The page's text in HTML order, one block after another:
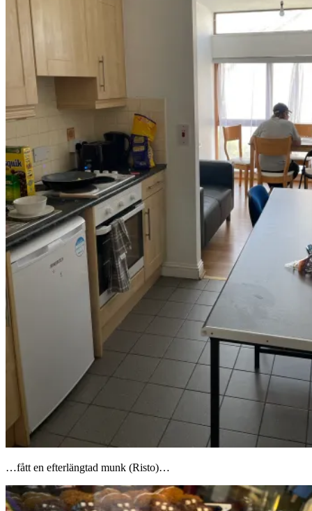
…fått en efterlängtad munk (Risto)…